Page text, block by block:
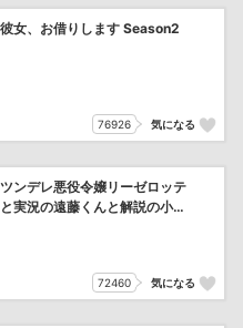
彼女、お借りします Season2
76926 気になる
ツンデレ悪役令嬢リーゼロッテ
と実況の遠藤くんと解説の小林
72460 気になる